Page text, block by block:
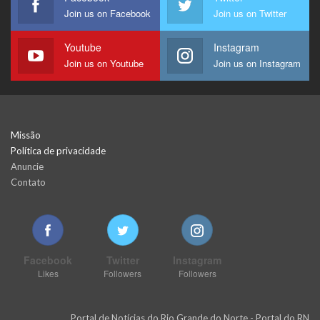
Join us on Facebook Join us on Twitter
Youtube
Join us on Youtube
Instagram
Join us on Instagram
Missão
Política de privacidade
Anuncie
Contato
Facebook
Likes
Twitter
Followers
Instagram
Followers